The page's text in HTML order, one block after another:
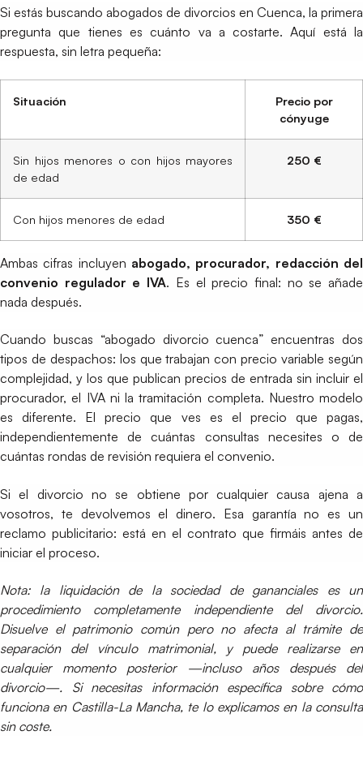
Si estás buscando abogados de divorcios en Cuenca, la primera
pregunta que tienes es cuánto va a costarte. Aquí está la
respuesta, sin letra pequeña:
Situación
Precio por
cónyuge
Sin hijos menores o con hijos mayores
de edad
250 €
Con hijos menores de edad 350 €
Ambas cifras incluyen abogado, procurador, redacción del
convenio regulador e IVA. Es el precio final: no se añade
nada después.
Cuando buscas “abogado divorcio cuenca” encuentras dos
tipos de despachos: los que trabajan con precio variable según
complejidad, y los que publican precios de entrada sin incluir el
procurador, el IVA ni la tramitación completa. Nuestro modelo
es diferente. El precio que ves es el precio que pagas,
independientemente de cuántas consultas necesites o de
cuántas rondas de revisión requiera el convenio.
Si el divorcio no se obtiene por cualquier causa ajena a
vosotros, te devolvemos el dinero. Esa garantía no es un
reclamo publicitario: está en el contrato que firmáis antes de
iniciar el proceso.
Nota: la liquidación de la sociedad de gananciales es un
procedimiento completamente independiente del divorcio.
Disuelve el patrimonio común pero no afecta al trámite de
separación del vínculo matrimonial, y puede realizarse en
cualquier momento posterior —incluso años después del
divorcio—. Si necesitas información específica sobre cómo
funciona en Castilla-La Mancha, te lo explicamos en la consulta
sin coste.